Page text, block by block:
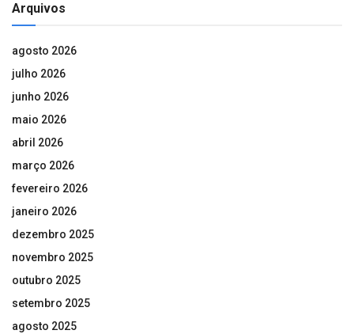
Arquivos
agosto 2026
julho 2026
junho 2026
maio 2026
abril 2026
março 2026
fevereiro 2026
janeiro 2026
dezembro 2025
novembro 2025
outubro 2025
setembro 2025
agosto 2025